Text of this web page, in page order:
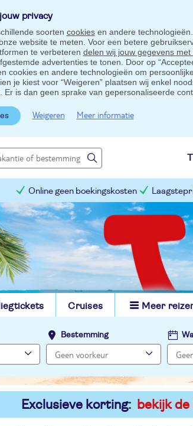
privacy
soorten cookiesen andere
website te meten. Voor een betere
te verbeteren delen wij jouw gegevens
advertenties te tonen. Door op
cookies en andere technologieën om
je kiest voor “Weigeren” plaatsen wij enkel
Er is dan geen sprake van gepersonaliseerde
Weigeren Meer informatie
Online geen boekingskosten
Cruises Meer
Bestemming
Exclusieve korting: bekijk